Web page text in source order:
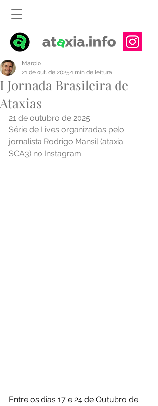
I Jornada Brasileira de
Ataxias
Márcio
21 de out. de 2025 1 min de leitura
21 de outubro de 2025
Série de Lives organizadas pelo
jornalista Rodrigo Mansil (ataxia
SCA3) no Instagram
Entre os dias 17 e 24 de Outubro de